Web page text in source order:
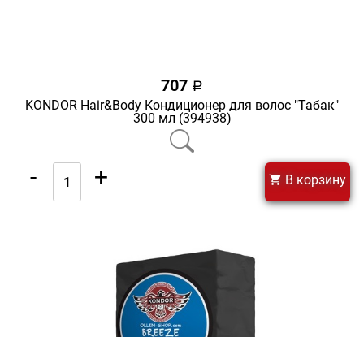
707 a
KONDOR Hair&Body Кондиционер для волос "Табак"
300 мл (394938)
- + В корзину